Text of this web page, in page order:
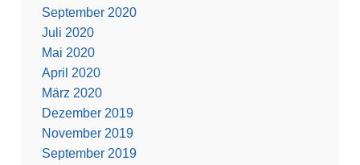
September 2020
Juli 2020
Mai 2020
April 2020
März 2020
Dezember 2019
November 2019
September 2019